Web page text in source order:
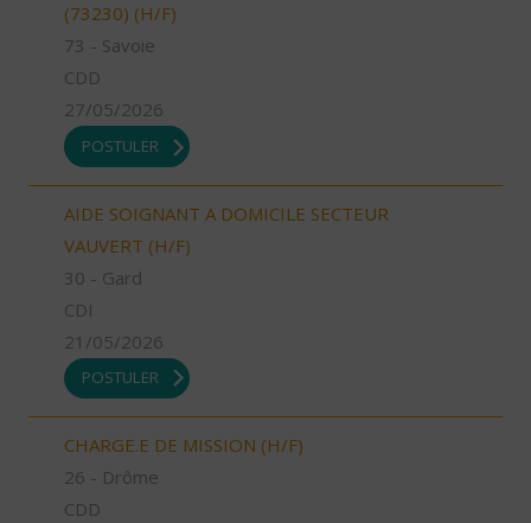
(73230) (H/F)
73 - Savoie
CDD
27/05/2026
POSTULER
AIDE SOIGNANT A DOMICILE SECTEUR
VAUVERT (H/F)
30 - Gard
CDI
21/05/2026
POSTULER
CHARGE.E DE MISSION (H/F)
26 - Drôme
CDD